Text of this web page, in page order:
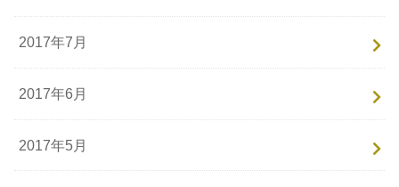
2017年7月
2017年6月
2017年5月